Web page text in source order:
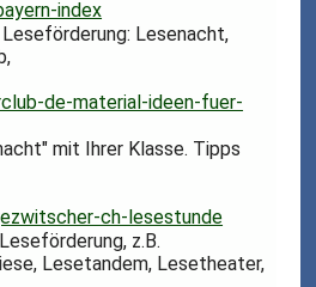
index
Lesenacht,
de-material-ideen-fuer-
mit Ihrer Klasse. Tipps
ch-lesestunde
z.B.
Lesetandem, Lesetheater,